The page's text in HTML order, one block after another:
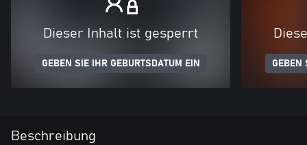
Dieser Inhalt ist gesperrt
GEBEN SIE IHR GEBURTSDATUM EIN GEBEN
Beschreibung